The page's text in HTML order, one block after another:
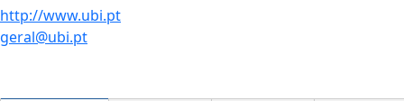
http://www.ubi.pt
geral@ubi.pt